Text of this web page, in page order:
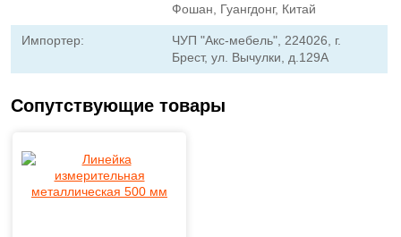
Фошан, Гуангдонг, Китай
Импортер:
ЧУП "Акс-мебель", 224026, г.
Брест, ул. Вычулки, д.129А
Сопутствующие товары